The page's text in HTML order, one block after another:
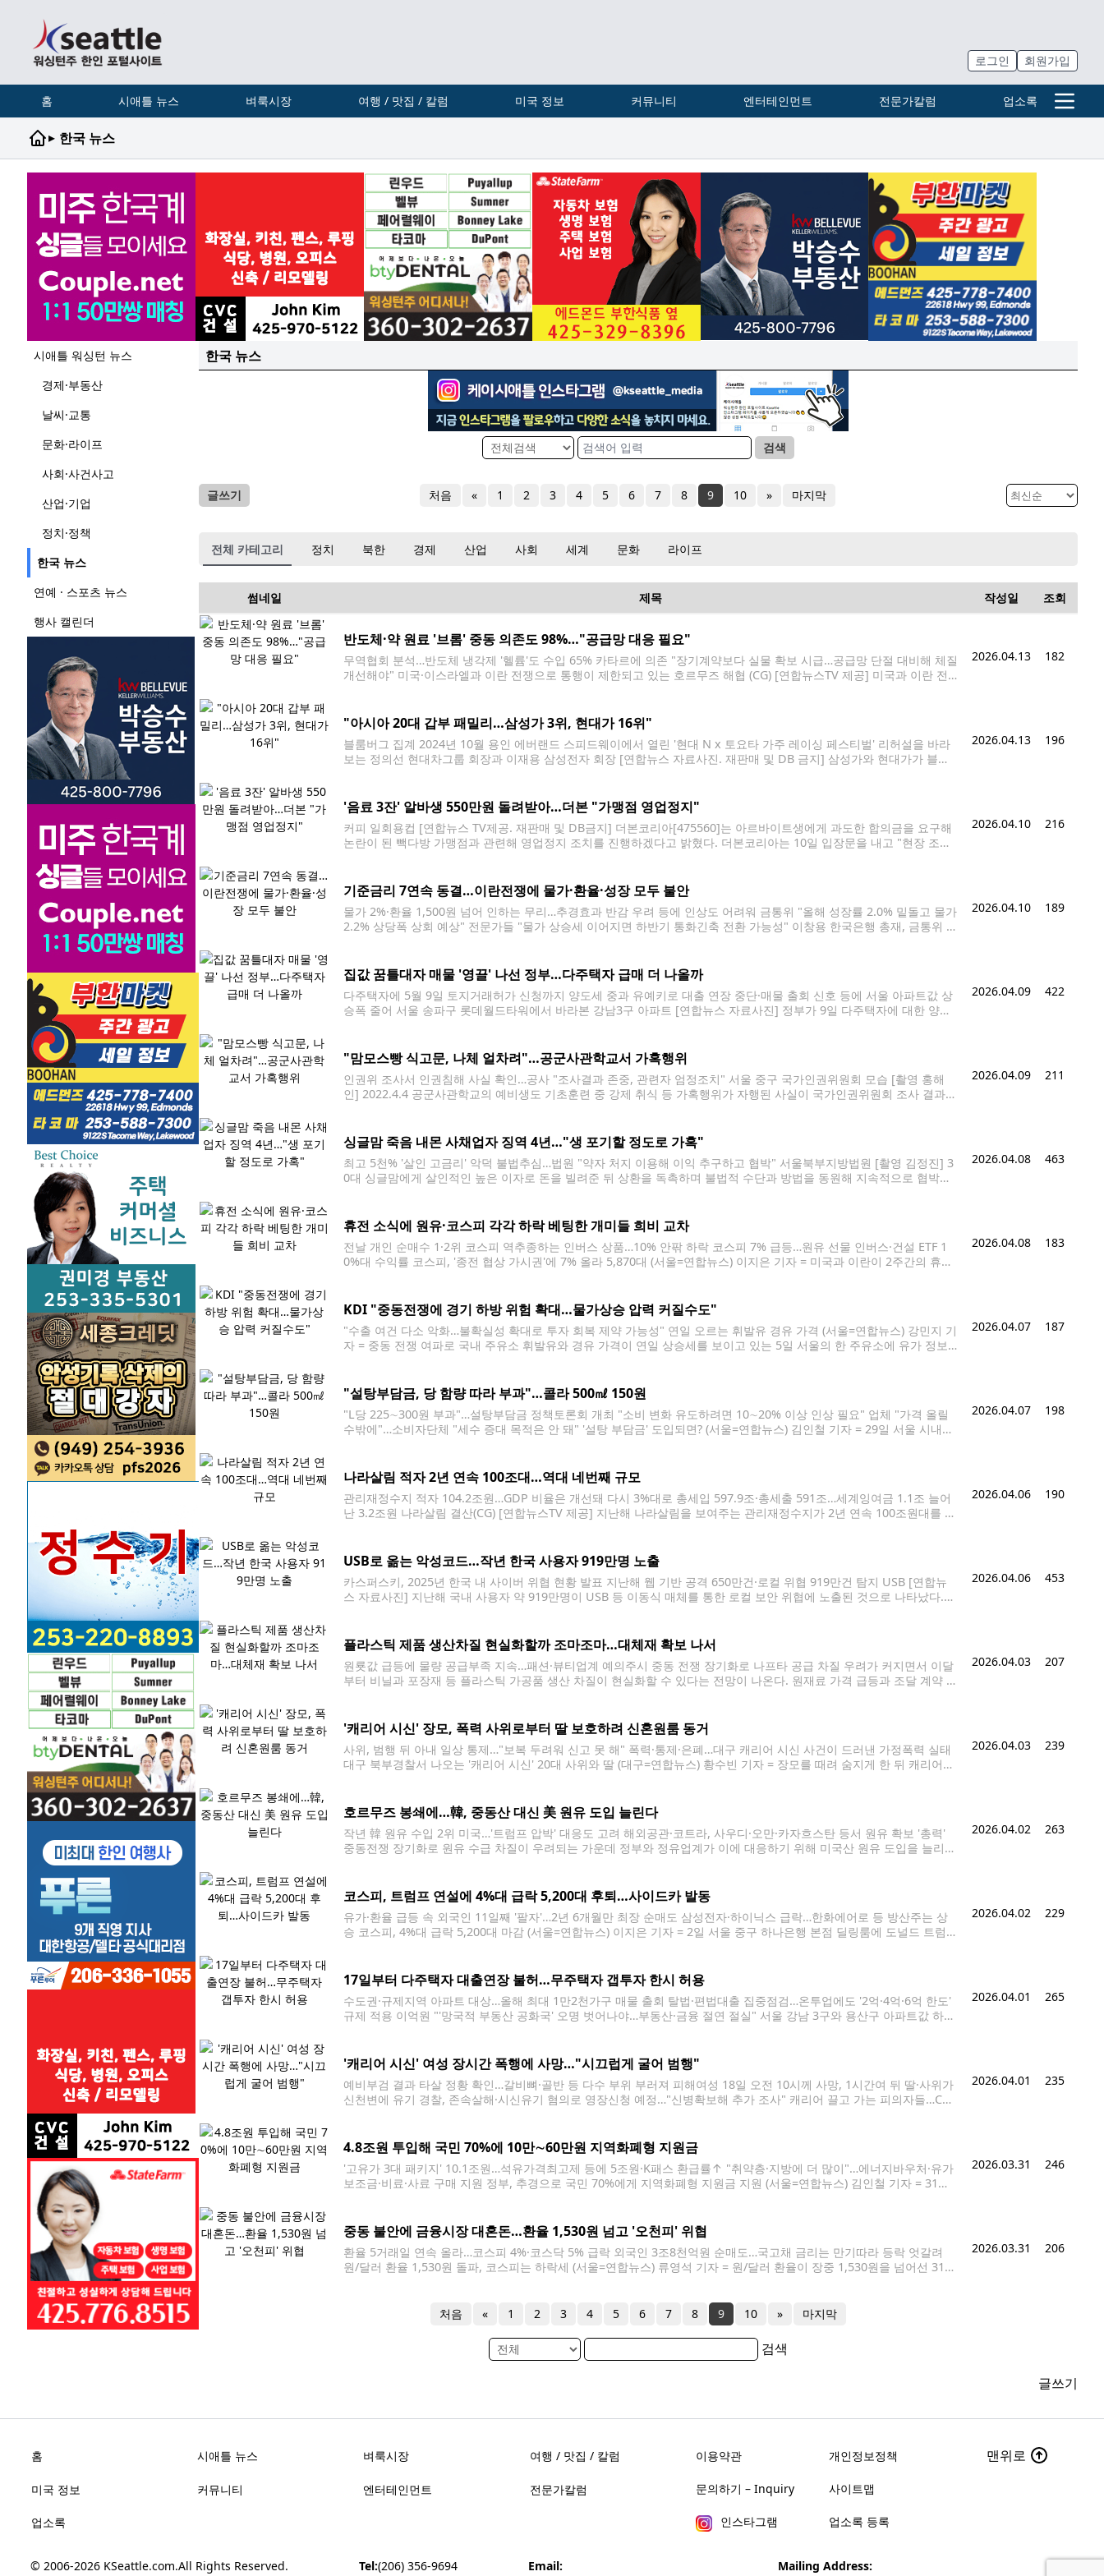
로그인 회원가입
홈 시애틀 뉴스 벼룩시장 여행 / 맛집 / 칼럼 미국 정보 커뮤니티 엔터테인먼트 전문가칼럼 업소록
▸ 한국 뉴스
시애틀 워싱턴 뉴스
경제·부동산
날씨·교통
문화·라이프
사회·사건사고
산업·기업
정치·정책
한국 뉴스
연예 · 스포츠 뉴스
행사 캘린더
한국 뉴스
검색
글쓰기 처음 « 1 2 3 4 5 6 7 8 9 10 » 마지막
전체 카테고리 정치 북한 경제 산업 사회 세계 문화 라이프
썸네일 제목 작성일 조회
반도체·약 원료 '브롬' 중동 의존도 98%…"공급망 대응 필요"
무역협회 분석…반도체 냉각제 '헬륨'도 수입 65% 카타르에 의존 "장기계약보다 실물 확보 시급…공급망 단절 대비해 체질
개선해야" 미국·이스라엘과 이란 전쟁으로 통행이 제한되고 있는 호르무즈 해협 (CG) [연합뉴스TV 제공] 미국과 이란 전
2026.04.13 182
"아시아 20대 갑부 패밀리…삼성가 3위, 현대가 16위"
블룸버그 집계 2024년 10월 용인 에버랜드 스피드웨이에서 열린 '현대 N x 토요타 가주 레이싱 페스티벌' 리허설을 바라
보는 정의선 현대차그룹 회장과 이재용 삼성전자 회장 [연합뉴스 자료사진. 재판매 및 DB 금지] 삼성가와 현대가가 블룸
2026.04.13 196
'음료 3잔' 알바생 550만원 돌려받아…더본 "가맹점 영업정지"
커피 일회용컵 [연합뉴스 TV제공. 재판매 및 DB금지] 더본코리아[475560]는 아르바이트생에게 과도한 합의금을 요구해
논란이 된 빽다방 가맹점과 관련해 영업정지 조치를 진행하겠다고 밝혔다. 더본코리아는 10일 입장문을 내고 "현장 조사
2026.04.10 216
기준금리 7연속 동결…이란전쟁에 물가·환율·성장 모두 불안
물가 2%·환율 1,500원 넘어 인하는 무리…추경효과 반감 우려 등에 인상도 어려워 금통위 "올해 성장률 2.0% 밑돌고 물가
2.2% 상당폭 상회 예상" 전문가들 "물가 상승세 이어지면 하반기 통화긴축 전환 가능성" 이창용 한국은행 총재, 금통위 주
2026.04.10 189
집값 꿈틀대자 매물 '영끌' 나선 정부…다주택자 급매 더 나올까
다주택자에 5월 9일 토지거래허가 신청까지 양도세 중과 유예키로 대출 연장 중단·매물 출회 신호 등에 서울 아파트값 상
승폭 줄어 서울 송파구 롯데월드타워에서 바라본 강남3구 아파트 [연합뉴스 자료사진] 정부가 9일 다주택자에 대한 양도
2026.04.09 422
"맘모스빵 식고문, 나체 얼차려"…공군사관학교서 가혹행위
인권위 조사서 인권침해 사실 확인…공사 "조사결과 존중, 관련자 엄정조치" 서울 중구 국가인권위원회 모습 [촬영 홍해
인] 2022.4.4 공군사관학교의 예비생도 기초훈련 중 강제 취식 등 가혹행위가 자행된 사실이 국가인권위원회 조사 결과
2026.04.09 211
싱글맘 죽음 내몬 사채업자 징역 4년…"생 포기할 정도로 가혹"
최고 5천% '살인 고금리' 악덕 불법추심…법원 "약자 처지 이용해 이익 추구하고 협박" 서울북부지방법원 [촬영 김정진] 3
0대 싱글맘에게 살인적인 높은 이자로 돈을 빌려준 뒤 상환을 독촉하며 불법적 수단과 방법을 동원해 지속적으로 협박해
2026.04.08 463
휴전 소식에 원유·코스피 각각 하락 베팅한 개미들 희비 교차
전날 개인 순매수 1·2위 코스피 역추종하는 인버스 상품…10% 안팎 하락 코스피 7% 급등…원유 선물 인버스·건설 ETF 1
0%대 수익률 코스피, '종전 협상 가시권'에 7% 올라 5,870대 (서울=연합뉴스) 이지은 기자 = 미국과 이란이 2주간의 휴전
2026.04.08 183
KDI "중동전쟁에 경기 하방 위험 확대…물가상승 압력 커질수도"
"수출 여건 다소 악화…불확실성 확대로 투자 회복 제약 가능성" 연일 오르는 휘발유 경유 가격 (서울=연합뉴스) 강민지 기
자 = 중동 전쟁 여파로 국내 주유소 휘발유와 경유 가격이 연일 상승세를 보이고 있는 5일 서울의 한 주유소에 유가 정보
2026.04.07 187
"설탕부담금, 당 함량 따라 부과"…콜라 500㎖ 150원
"L당 225∼300원 부과"…설탕부담금 정책토론회 개최 "소비 변화 유도하려면 10∼20% 이상 인상 필요" 업체 "가격 올릴
수밖에"…소비자단체 "세수 증대 목적은 안 돼" '설탕 부담금' 도입되면? (서울=연합뉴스) 김인철 기자 = 29일 서울 시내의
2026.04.07 198
나라살림 적자 2년 연속 100조대…역대 네번째 규모
관리재정수지 적자 104.2조원…GDP 비율은 개선돼 다시 3%대로 총세입 597.9조·총세출 591조…세계잉여금 1.1조 늘어
난 3.2조원 나라살림 결산(CG) [연합뉴스TV 제공] 지난해 나라살림을 보여주는 관리재정수지가 2년 연속 100조원대를 기
2026.04.06 190
USB로 옮는 악성코드…작년 한국 사용자 919만명 노출
카스퍼스키, 2025년 한국 내 사이버 위협 현황 발표 지난해 웹 기반 공격 650만건·로컬 위협 919만건 탐지 USB [연합뉴
스 자료사진] 지난해 국내 사용자 약 919만명이 USB 등 이동식 매체를 통한 로컬 보안 위협에 노출된 것으로 나타났다.
2026.04.06 453
플라스틱 제품 생산차질 현실화할까 조마조마…대체재 확보 나서
원룟값 급등에 물량 공급부족 지속…패션·뷰티업계 예의주시 중동 전쟁 장기화로 나프타 공급 차질 우려가 커지면서 이달
부터 비닐과 포장재 등 플라스틱 가공품 생산 차질이 현실화할 수 있다는 전망이 나온다. 원재료 가격 급등과 조달 계약 구
2026.04.03 207
'캐리어 시신' 장모, 폭력 사위로부터 딸 보호하려 신혼원룸 동거
사위, 범행 뒤 아내 일상 통제…"보복 두려워 신고 못 해" 폭력·통제·은폐…대구 캐리어 시신 사건이 드러낸 가정폭력 실태
대구 북부경찰서 나오는 '캐리어 시신' 20대 사위와 딸 (대구=연합뉴스) 황수빈 기자 = 장모를 때려 숨지게 한 뒤 캐리어에
2026.04.03 239
호르무즈 봉쇄에…韓, 중동산 대신 美 원유 도입 늘린다
작년 韓 원유 수입 2위 미국…'트럼프 압박' 대응도 고려 해외공관·코트라, 사우디·오만·카자흐스탄 등서 원유 확보 '총력'
중동전쟁 장기화로 원유 수급 차질이 우려되는 가운데 정부와 정유업계가 이에 대응하기 위해 미국산 원유 도입을 늘리고
2026.04.02 263
코스피, 트럼프 연설에 4%대 급락 5,200대 후퇴…사이드카 발동
유가·환율 급등 속 외국인 11일째 '팔자'…2년 6개월만 최장 순매도 삼성전자·하이닉스 급락…한화에어로 등 방산주는 상
승 코스피, 4%대 급락 5,200대 마감 (서울=연합뉴스) 이지은 기자 = 2일 서울 중구 하나은행 본점 딜링룸에 도널드 트럼프
2026.04.02 229
17일부터 다주택자 대출연장 불허…무주택자 갭투자 한시 허용
수도권·규제지역 아파트 대상…올해 최대 1만2천가구 매물 출회 탈법·편법대출 집중점검…온투업에도 '2억·4억·6억 한도'
규제 적용 이억원 "'망국적 부동산 공화국' 오명 벗어나야…부동산·금융 절연 절실" 서울 강남 3구와 용산구 아파트값 하락
2026.04.01 265
'캐리어 시신' 여성 장시간 폭행에 사망…"시끄럽게 굴어 범행"
예비부검 결과 타살 정황 확인…갈비뼈·골반 등 다수 부위 부러져 피해여성 18일 오전 10시께 사망, 1시간여 뒤 딸·사위가
신천변에 유기 경찰, 존속살해·시신유기 혐의로 영장신청 예정…"신병확보해 추가 조사" 캐리어 끌고 가는 피의자들…CCT
2026.04.01 235
4.8조원 투입해 국민 70%에 10만∼60만원 지역화폐형 지원금
'고유가 3대 패키지' 10.1조원…석유가격최고제 등에 5조원·K패스 환급률↑ "취약층·지방에 더 많이"…에너지바우처·유가
보조금·비료·사료 구매 지원 정부, 추경으로 국민 70%에게 지역화폐형 지원금 지원 (서울=연합뉴스) 김인철 기자 = 31일
2026.03.31 246
중동 불안에 금융시장 대혼돈…환율 1,530원 넘고 '오천피' 위협
환율 5거래일 연속 올라…코스피 4%·코스닥 5% 급락 외국인 3조8천억원 순매도…국고채 금리는 만기따라 등락 엇갈려
원/달러 환율 1,530원 돌파, 코스피는 하락세 (서울=연합뉴스) 류영석 기자 = 원/달러 환율이 장중 1,530원을 넘어선 31일
2026.03.31 206
처음 « 1 2 3 4 5 6 7 8 9 10 » 마지막
검색
글쓰기
홈 시애틀 뉴스 벼룩시장 여행 / 맛집 / 칼럼
미국 정보 커뮤니티 엔터테인먼트 전문가칼럼
업소록
이용약관 개인정보정책
문의하기 – Inquiry 사이트맵
인스타그램 업소록 등록
맨위로
© 2006-2026 KSeattle.com.All Rights Reserved. Tel:(206) 356-9694
Email:
Mailing Address: